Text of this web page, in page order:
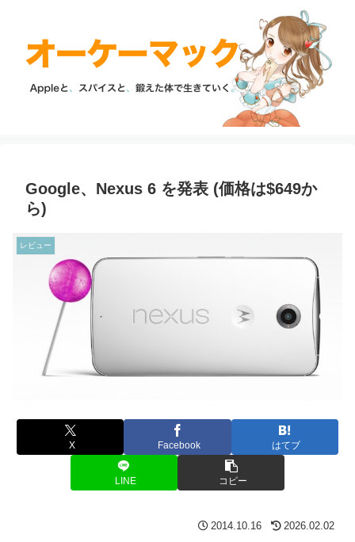
Google、Nexus 6 を発表 (価格は$649か
ら)
レビュー
X Facebook はてブ
LINE コピー
2014.10.16 2026.02.02